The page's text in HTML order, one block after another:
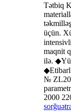
Tətbiq
üçün.
maqnit
ilə.
№
2000
sorğu